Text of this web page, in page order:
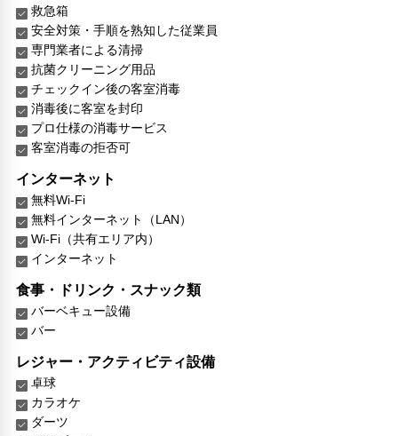
救急箱
安全対策・手順を熟知した従業員
専門業者による清掃
抗菌クリーニング用品
チェックイン後の客室消毒
消毒後に客室を封印
プロ仕様の消毒サービス
客室消毒の拒否可
インターネット
無料Wi-Fi
無料インターネット（LAN）
Wi-Fi（共有エリア内）
インターネット
食事・ドリンク・スナック類
バーベキュー設備
バー
レジャー・アクティビティ設備
卓球
カラオケ
ダーツ